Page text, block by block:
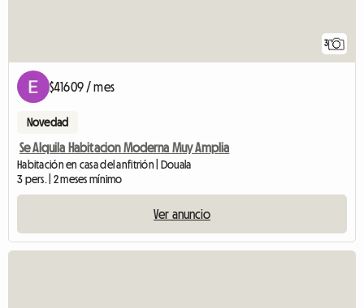
3
$41609 / mes
Novedad
Se Alquila Habitacion Moderna Muy Amplia
Habitación en casa del anfitrión | Douala
3 pers. | 2 meses mínimo
Ver anuncio